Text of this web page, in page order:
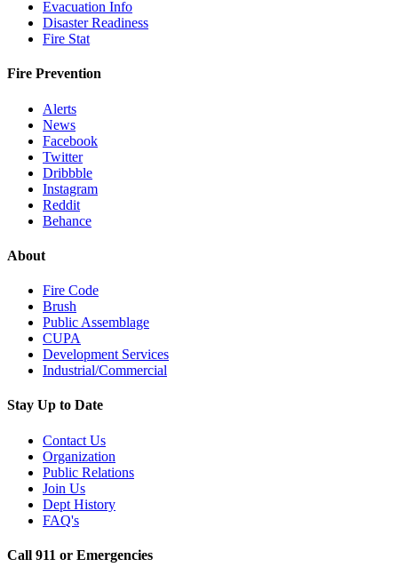
Evacuation Info
Disaster Readiness
Fire Stat
Fire Prevention
Alerts
News
Facebook
Twitter
Dribbble
Instagram
Reddit
Behance
About
Fire Code
Brush
Public Assemblage
CUPA
Development Services
Industrial/Commercial
Stay Up to Date
Contact Us
Organization
Public Relations
Join Us
Dept History
FAQ's
Call 911 or Emergencies